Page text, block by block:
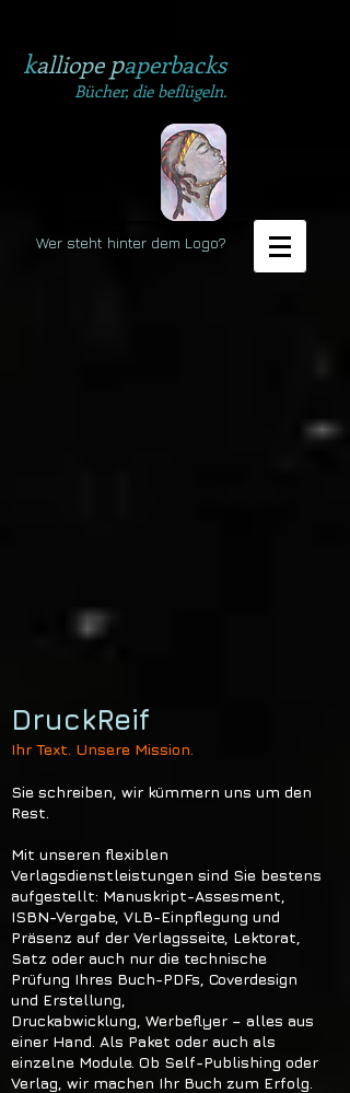
kalliope paperbacks
Bücher, die beflügeln.
Wer steht hinter dem Logo?
DruckReif
Ihr Text. Unsere Mission.
Sie schreiben, wir kümmern uns um den
Rest.
Mit unseren flexiblen
Verlagsdienstleistungen sind Sie bestens
aufgestellt: Manuskript-Assesment,
ISBN-Vergabe, VLB-Einpflegung und
Präsenz auf der Verlagsseite, Lektorat,
Satz oder auch nur die technische
Prüfung Ihres Buch-PDFs, Coverdesign
und Erstellung,
Druckabwicklung, Werbeflyer – alles aus
einer Hand. Als Paket oder auch als
einzelne Module. Ob Self-Publishing oder
Verlag, wir machen Ihr Buch zum Erfolg.